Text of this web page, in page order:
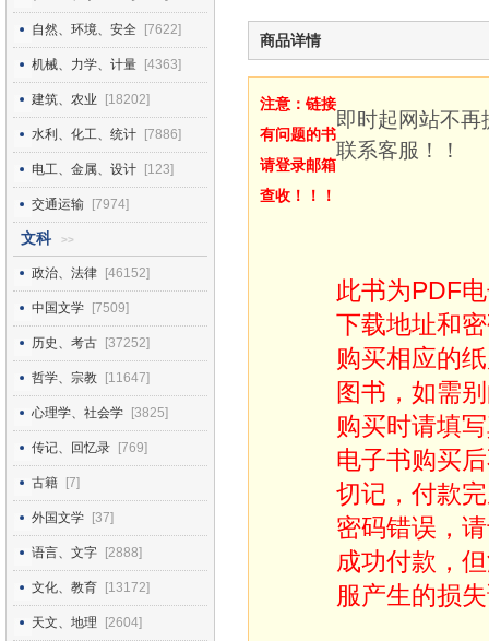
自然、环境、安全 [7622]
机械、力学、计量 [4363]
建筑、农业 [18202]
水利、化工、统计 [7886]
电工、金属、设计 [123]
交通运输 [7974]
文科 >>
政治、法律 [46152]
中国文学 [7509]
历史、考古 [37252]
哲学、宗教 [11647]
心理学、社会学 [3825]
传记、回忆录 [769]
古籍 [7]
外国文学 [37]
语言、文字 [2888]
文化、教育 [13172]
天文、地理 [2604]
商品详情
注意：链接
有问题的书
请登录邮箱
查收！！！
即时起网站不
联系客服！！
此书为PDF
下载地址和
购买相应的
图书，如需
购买时请填
电子书购买
切记，付款
密码错误，
成功付款，
服产生的损